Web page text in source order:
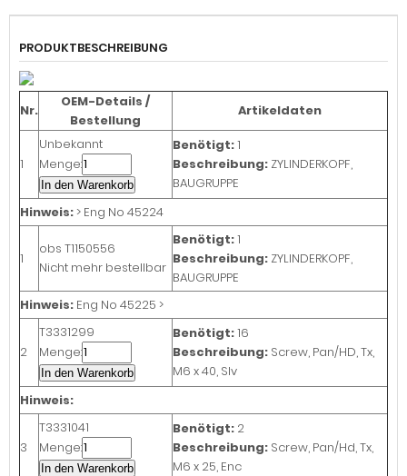
PRODUKTBESCHREIBUNG
Nr.
OEM-Details /
Bestellung
Artikeldaten
1
Unbekannt
Menge:
In den Warenkorb
Benötigt:1
Beschreibung: ZYLINDERKOPF,
BAUGRUPPE
Hinweis:> Eng No 45224
1
obs T1150556
Nicht mehr bestellbar
Benötigt:1
Beschreibung: ZYLINDERKOPF,
BAUGRUPPE
Hinweis: Eng No 45225 >
2
T3331299
Menge:
In den Warenkorb
Benötigt:16
Beschreibung: Screw, Pan/HD, Tx,
M6 x 40, Slv
Hinweis:
3
T3331041
Menge:
In den Warenkorb
Benötigt: 2
Beschreibung: Screw, Pan/Hd, Tx,
M6 x 25, Enc